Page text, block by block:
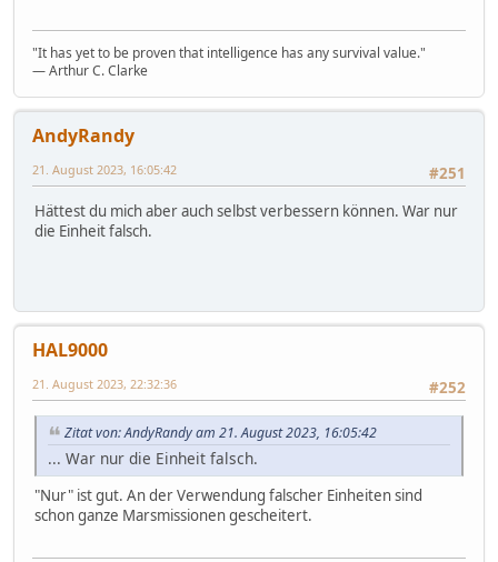
"It has yet to be proven that intelligence has any survival value."
― Arthur C. Clarke
AndyRandy
#251
21. August 2023, 16:05:42
Hättest du mich aber auch selbst verbessern können. War nur
die Einheit falsch.
HAL9000
#252
21. August 2023, 22:32:36
Zitat von: AndyRandy am 21. August 2023, 16:05:42
... War nur die Einheit falsch.
"Nur" ist gut. An der Verwendung falscher Einheiten sind
schon ganze Marsmissionen gescheitert.